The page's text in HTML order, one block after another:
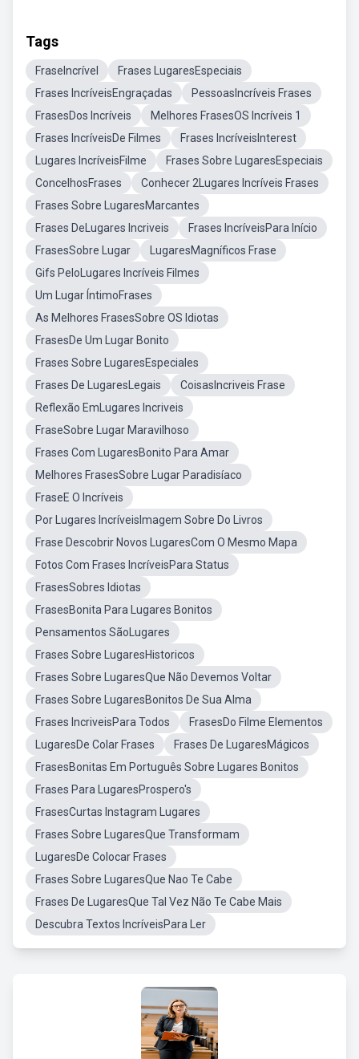
Tags
FraseIncrível
Frases LugaresEspeciais
Frases IncríveisEngraçadas
PessoasIncríveis Frases
FrasesDos Incríveis
Melhores FrasesOS Incríveis 1
Frases IncríveisDe Filmes
Frases IncríveisInterest
Lugares IncríveisFilme
Frases Sobre LugaresEspeciais
ConcelhosFrases
Conhecer 2Lugares Incríveis Frases
Frases Sobre LugaresMarcantes
Frases DeLugares Incriveis
Frases IncríveisPara Início
FrasesSobre Lugar
LugaresMagníficos Frase
Gifs PeloLugares Incríveis Filmes
Um Lugar ÍntimoFrases
As Melhores FrasesSobre OS Idiotas
FrasesDe Um Lugar Bonito
Frases Sobre LugaresEspeciales
Frases De LugaresLegais
CoisasIncriveis Frase
Reflexão EmLugares Incriveis
FraseSobre Lugar Maravilhoso
Frases Com LugaresBonito Para Amar
Melhores FrasesSobre Lugar Paradisíaco
FraseE O Incríveis
Por Lugares IncríveisImagem Sobre Do Livros
Frase Descobrir Novos LugaresCom O Mesmo Mapa
Fotos Com Frases IncríveisPara Status
FrasesSobres Idiotas
FrasesBonita Para Lugares Bonitos
Pensamentos SãoLugares
Frases Sobre LugaresHistoricos
Frases Sobre LugaresQue Não Devemos Voltar
Frases Sobre LugaresBonitos De Sua Alma
Frases IncriveisPara Todos
FrasesDo Filme Elementos
LugaresDe Colar Frases
Frases De LugaresMágicos
FrasesBonitas Em Português Sobre Lugares Bonitos
Frases Para LugaresProspero's
FrasesCurtas Instagram Lugares
Frases Sobre LugaresQue Transformam
LugaresDe Colocar Frases
Frases Sobre LugaresQue Nao Te Cabe
Frases De LugaresQue Tal Vez Não Te Cabe Mais
Descubra Textos IncríveisPara Ler